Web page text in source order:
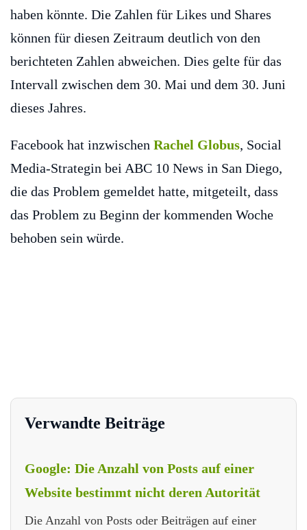
haben könnte. Die Zahlen für Likes und Shares
können für diesen Zeitraum deutlich von den
berichteten Zahlen abweichen. Dies gelte für das
Intervall zwischen dem 30. Mai und dem 30. Juni
dieses Jahres.
Facebook hat inzwischen Rachel Globus, Social
Media-Strategin bei ABC 10 News in San Diego,
die das Problem gemeldet hatte, mitgeteilt, dass
das Problem zu Beginn der kommenden Woche
behoben sein würde.
Verwandte Beiträge
Google: Die Anzahl von Posts auf einer
Website bestimmt nicht deren Autorität
Die Anzahl von Posts oder Beiträgen auf einer